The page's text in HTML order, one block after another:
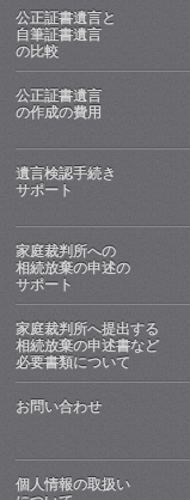
公正証書遺言と
自筆証書遺言
の比較
公正証書遺言
の作成の費用
遺言検認手続き
サポート
家庭裁判所への
相続放棄の申述の
サポート
家庭裁判所へ提出する
相続放棄の申述書など
必要書類について
お問い合わせ
個人情報の取扱い